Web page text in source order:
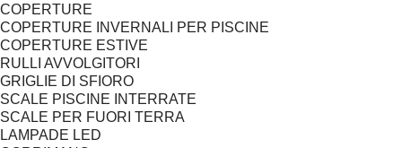
COPERTURE
COPERTURE INVERNALI PER PISCINE
COPERTURE ESTIVE
RULLI AVVOLGITORI
GRIGLIE DI SFIORO
SCALE PISCINE INTERRATE
SCALE PER FUORI TERRA
LAMPADE LED